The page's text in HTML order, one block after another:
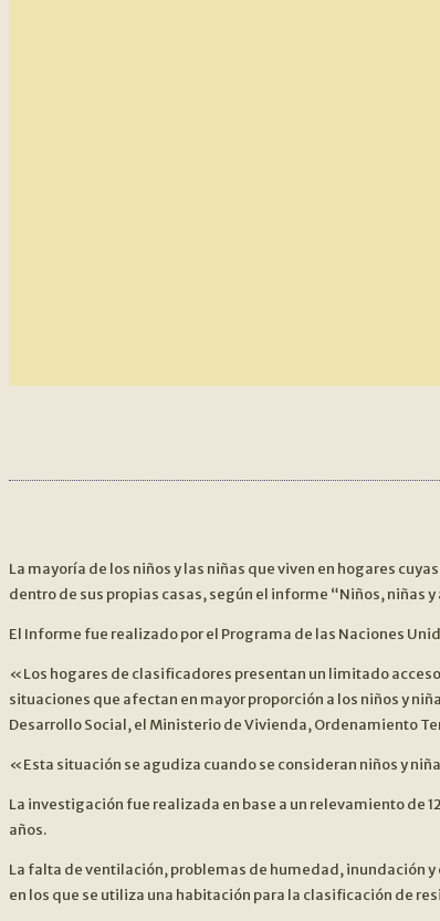
La mayoría de los niños y las niñas que viven en hogares
dentro de sus propias casas, según el informe “Niños, niñas
El Informe fue realizado por el Programa de las Naciones
«Los hogares de clasificadores presentan un limitado
situaciones que afectan en mayor proporción a los niños y
Desarrollo Social, el Ministerio de Vivienda, Ordenamiento
«Esta situación se agudiza cuando se consideran niños y
La investigación fue realizada en base a un relevamiento de
años.
La falta de ventilación, problemas de humedad, inundación
en los que se utiliza una habitación para la clasificación de